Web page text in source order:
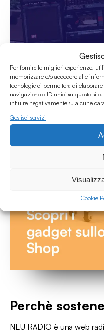
Per fornire le migliori esperienze,
memorizzare e/o accedere alle
tecnologie ci permetterà di
navigazione o ID unici su questo
influire negativamente su alcune
Gestisci servizi
Cookie
Perchè
NEU RADIO è una web